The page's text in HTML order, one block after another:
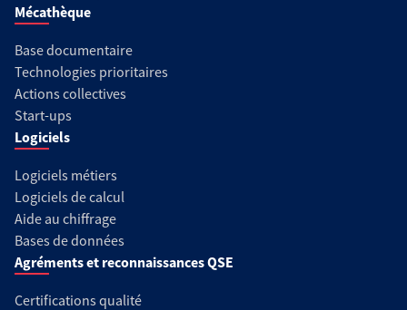
Mécathèque
Base documentaire
Technologies prioritaires
Actions collectives
Start-ups
Logiciels
Logiciels métiers
Logiciels de calcul
Aide au chiffrage
Bases de données
Agréments et reconnaissances QSE
Certifications qualité